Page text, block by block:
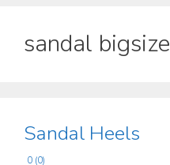
sandal bigsize
Sandal Heels
0 (0)